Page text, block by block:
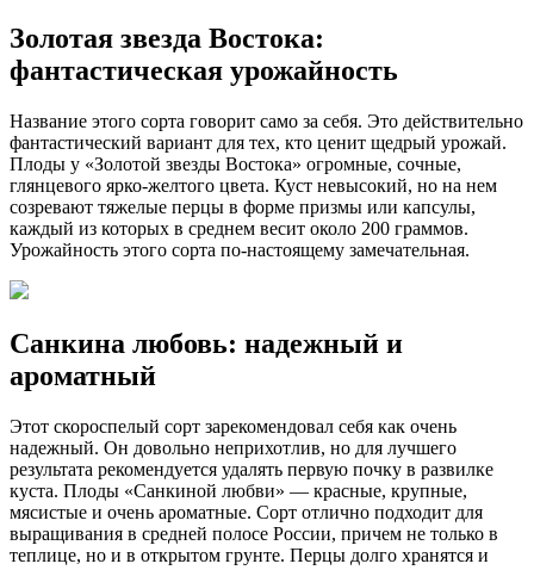
Золотая звезда Востока:
фантастическая урожайность
Название этого сорта говорит само за себя. Это действительно
фантастический вариант для тех, кто ценит щедрый урожай.
Плоды у «Золотой звезды Востока» огромные, сочные,
глянцевого ярко-желтого цвета. Куст невысокий, но на нем
созревают тяжелые перцы в форме призмы или капсулы,
каждый из которых в среднем весит около 200 граммов.
Урожайность этого сорта по-настоящему замечательная.
Санкина любовь: надежный и
ароматный
Этот скороспелый сорт зарекомендовал себя как очень
надежный. Он довольно неприхотлив, но для лучшего
результата рекомендуется удалять первую почку в развилке
куста. Плоды «Санкиной любви» — красные, крупные,
мясистые и очень ароматные. Сорт отлично подходит для
выращивания в средней полосе России, причем не только в
теплице, но и в открытом грунте. Перцы долго хранятся и